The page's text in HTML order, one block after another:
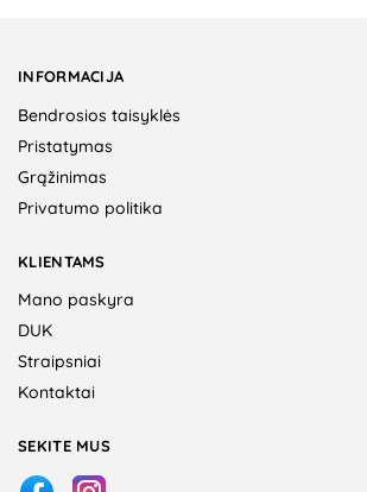
INFORMACIJA
Bendrosios taisyklės
Pristatymas
Grąžinimas
Privatumo politika
KLIENTAMS
Mano paskyra
DUK
Straipsniai
Kontaktai
SEKITE MUS